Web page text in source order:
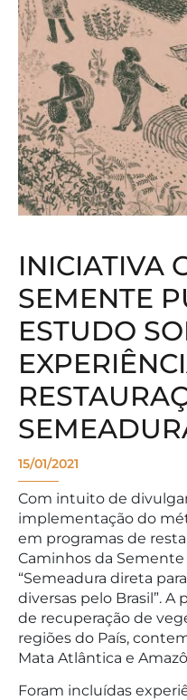
INICIATIVA
SEMENTE
ESTUDO
15/01/2021
Com intuito de
implementação do
em programas de
Caminhos da
“Semeadura direta
diversas pelo Brasil”. A
de recuperação de
regiões do País,
Mata Atlântica e
Foram incluídas